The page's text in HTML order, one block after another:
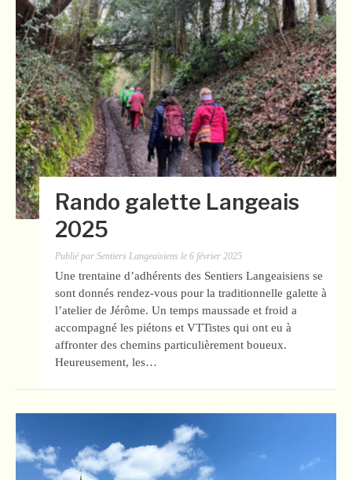
Rando galette Langeais
2025
Publié par Sentiers Langeaisiens le 6 février 2025
Une trentaine d’adhérents des Sentiers Langeaisiens se
sont donnés rendez-vous pour la traditionnelle galette à
l’atelier de Jérôme. Un temps maussade et froid a
accompagné les piétons et VTTistes qui ont eu à
affronter des chemins particulièrement boueux.
Heureusement, les…